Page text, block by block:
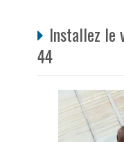
Installez le
44